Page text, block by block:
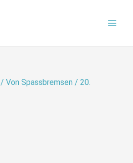
/ Von Spassbremsen / 20.